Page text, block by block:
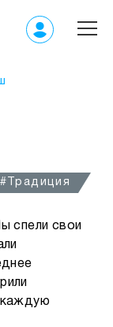
#Традиция
спели свои
каждую